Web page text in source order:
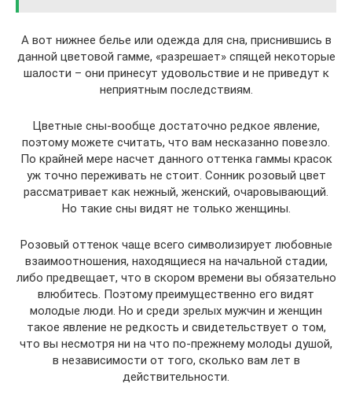
А вот нижнее белье или одежда для сна, приснившись в
данной цветовой гамме, «разрешает» спящей некоторые
шалости – они принесут удовольствие и не приведут к
неприятным последствиям.
Цветные сны-вообще достаточно редкое явление,
поэтому можете считать, что вам несказанно повезло.
По крайней мере насчет данного оттенка гаммы красок
уж точно переживать не стоит. Сонник розовый цвет
рассматривает как нежный, женский, очаровывающий.
Но такие сны видят не только женщины.
Розовый оттенок чаще всего символизирует любовные
взаимоотношения, находящиеся на начальной стадии,
либо предвещает, что в скором времени вы обязательно
влюбитесь. Поэтому преимущественно его видят
молодые люди. Но и среди зрелых мужчин и женщин
такое явление не редкость и свидетельствует о том,
что вы несмотря ни на что по-прежнему молоды душой,
в независимости от того, сколько вам лет в
действительности.